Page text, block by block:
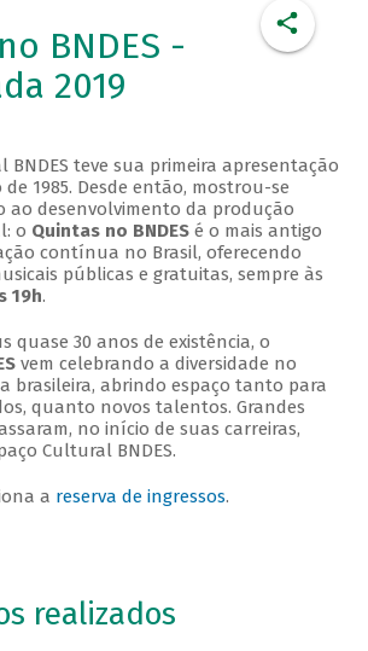
BNDES -
2019
BNDES teve sua primeira apresentação
1985. Desde então, mostrou-se
ao desenvolvimento da produção
o Quintas no BNDESé o mais antigo
contínua no Brasil, oferecendo
públicas e gratuitas, sempre às
19h.
quase 30 anos de existência, o
vem celebrando a diversidade no
brasileira, abrindo espaço tanto para
quanto novos talentos. Grandes
no início de suas carreiras,
Cultural BNDES.
a reserva de ingressos.
realizados